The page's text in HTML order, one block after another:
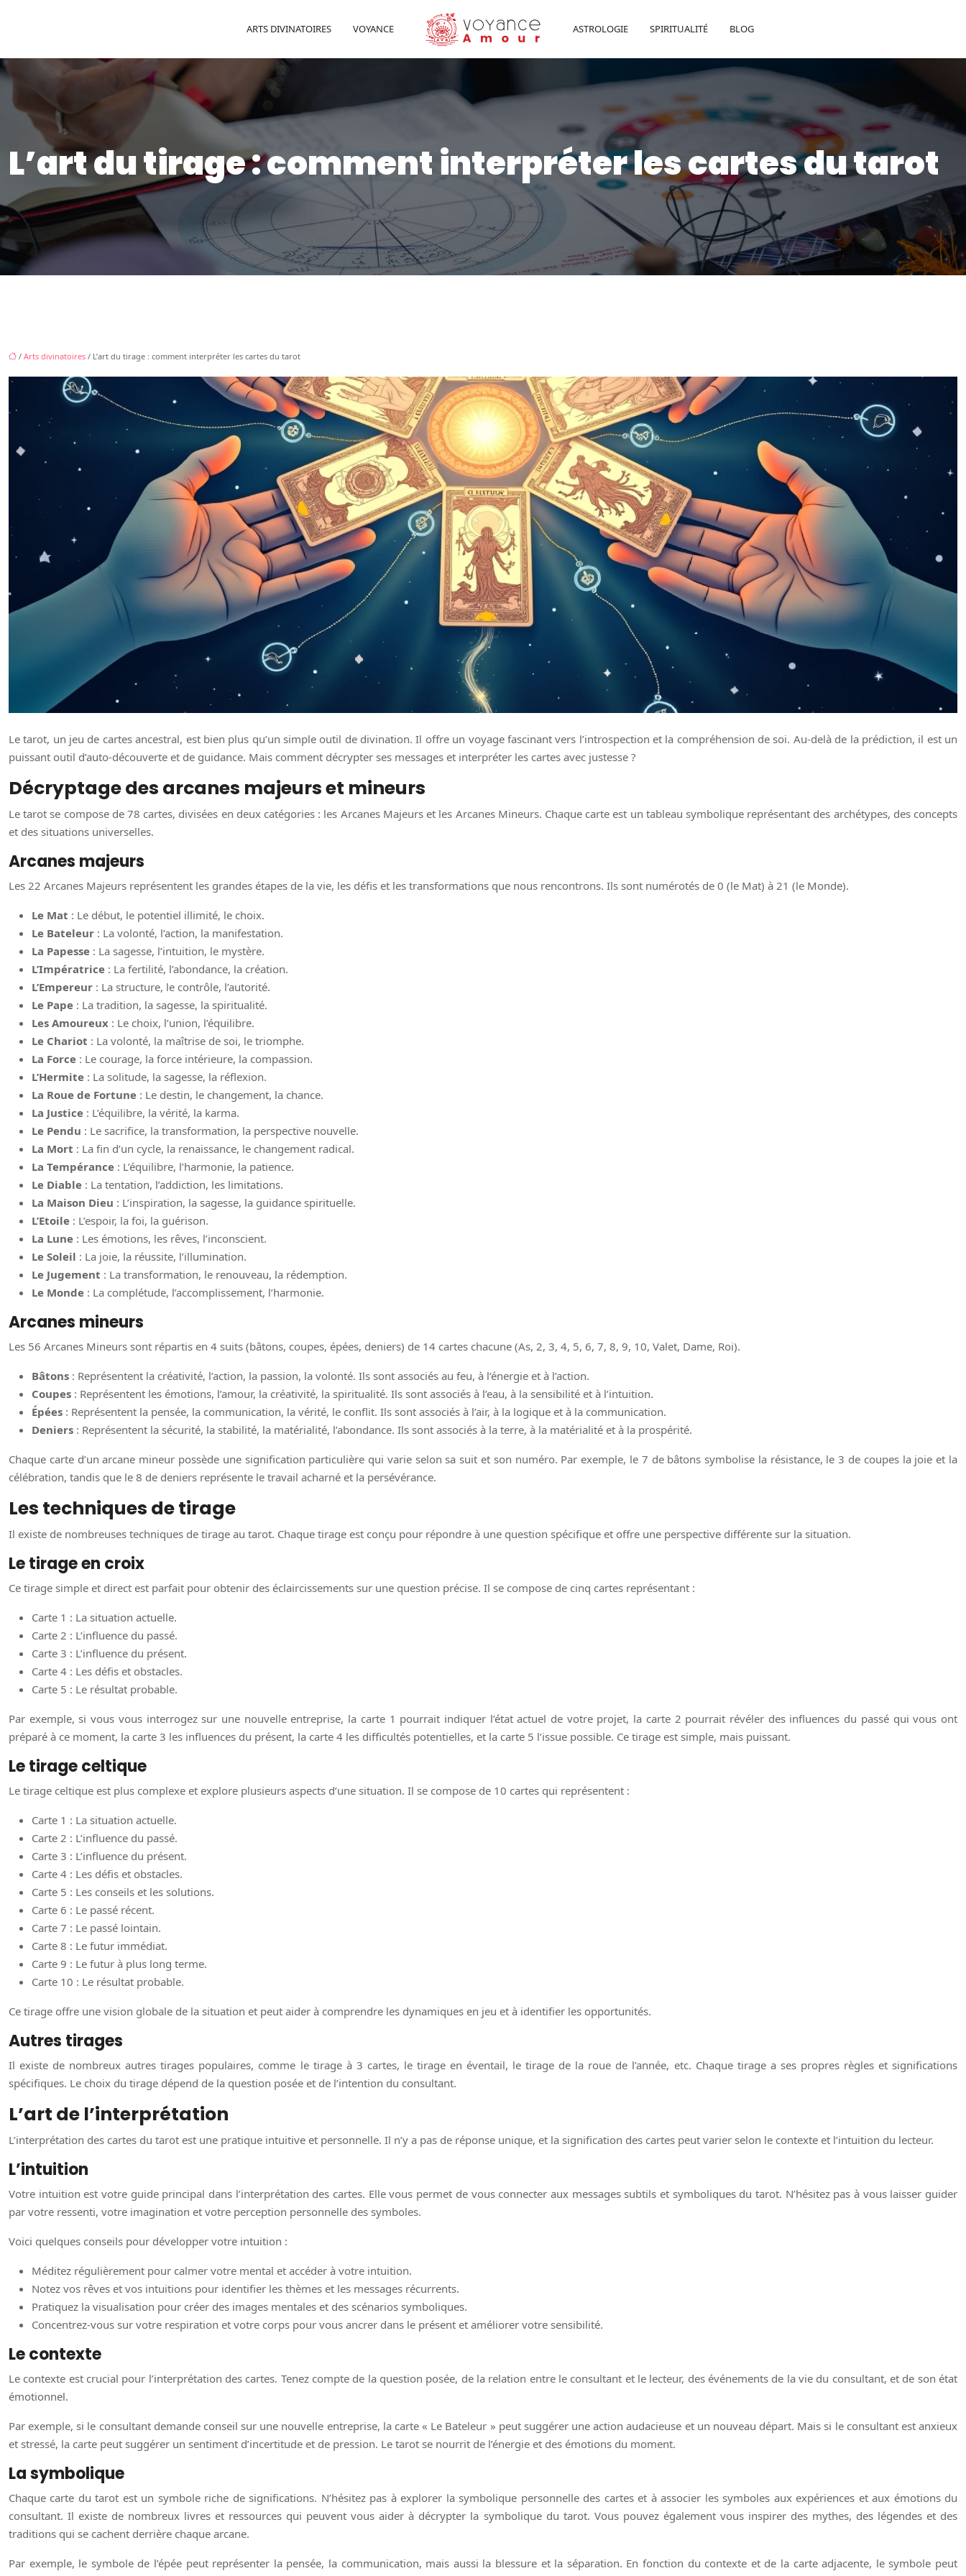
VOYANCE
ARTS DIVINATOIRES ASTROLOGIE SPIRITUALITÉ BLOG
L’art du tirage : comment interpréter les cartes du tarot
/ Arts divinatoires / L’art du tirage : comment interpréter les cartes du tarot
Le tarot, un jeu de cartes ancestral, est bien plus qu’un simple outil de divination. Il offre un voyage fascinant vers l’introspection et la compréhension de soi. Au-delà de la prédiction, il est un
puissant outil d’auto-découverte et de guidance. Mais comment décrypter ses messages et interpréter les cartes avec justesse ?
Décryptage des arcanes majeurs et mineurs
Le tarot se compose de 78 cartes, divisées en deux catégories : les Arcanes Majeurs et les Arcanes Mineurs. Chaque carte est un tableau symbolique représentant des archétypes, des concepts
et des situations universelles.
Arcanes majeurs
Les 22 Arcanes Majeurs représentent les grandes étapes de la vie, les défis et les transformations que nous rencontrons. Ils sont numérotés de 0 (le Mat) à 21 (le Monde).
Le Mat : Le début, le potentiel illimité, le choix.
Le Bateleur : La volonté, l’action, la manifestation.
La Papesse : La sagesse, l’intuition, le mystère.
L’Impératrice : La fertilité, l’abondance, la création.
L’Empereur : La structure, le contrôle, l’autorité.
Le Pape : La tradition, la sagesse, la spiritualité.
Les Amoureux : Le choix, l’union, l’équilibre.
Le Chariot : La volonté, la maîtrise de soi, le triomphe.
La Force : Le courage, la force intérieure, la compassion.
L’Hermite : La solitude, la sagesse, la réflexion.
La Roue de Fortune : Le destin, le changement, la chance.
La Justice : L’équilibre, la vérité, la karma.
Le Pendu : Le sacrifice, la transformation, la perspective nouvelle.
La Mort : La fin d’un cycle, la renaissance, le changement radical.
La Tempérance : L’équilibre, l’harmonie, la patience.
Le Diable : La tentation, l’addiction, les limitations.
La Maison Dieu : L’inspiration, la sagesse, la guidance spirituelle.
L’Etoile : L’espoir, la foi, la guérison.
La Lune : Les émotions, les rêves, l’inconscient.
Le Soleil : La joie, la réussite, l’illumination.
Le Jugement : La transformation, le renouveau, la rédemption.
Le Monde : La complétude, l’accomplissement, l’harmonie.
Arcanes mineurs
Les 56 Arcanes Mineurs sont répartis en 4 suits (bâtons, coupes, épées, deniers) de 14 cartes chacune (As, 2, 3, 4, 5, 6, 7, 8, 9, 10, Valet, Dame, Roi).
Bâtons : Représentent la créativité, l’action, la passion, la volonté. Ils sont associés au feu, à l’énergie et à l’action.
Coupes : Représentent les émotions, l’amour, la créativité, la spiritualité. Ils sont associés à l’eau, à la sensibilité et à l’intuition.
Épées : Représentent la pensée, la communication, la vérité, le conflit. Ils sont associés à l’air, à la logique et à la communication.
Deniers : Représentent la sécurité, la stabilité, la matérialité, l’abondance. Ils sont associés à la terre, à la matérialité et à la prospérité.
Chaque carte d’un arcane mineur possède une signification particulière qui varie selon sa suit et son numéro. Par exemple, le 7 de bâtons symbolise la résistance, le 3 de coupes la joie et la
célébration, tandis que le 8 de deniers représente le travail acharné et la persévérance.
Les techniques de tirage
Il existe de nombreuses techniques de tirage au tarot. Chaque tirage est conçu pour répondre à une question spécifique et offre une perspective différente sur la situation.
Le tirage en croix
Ce tirage simple et direct est parfait pour obtenir des éclaircissements sur une question précise. Il se compose de cinq cartes représentant :
Carte 1 : La situation actuelle.
Carte 2 : L’influence du passé.
Carte 3 : L’influence du présent.
Carte 4 : Les défis et obstacles.
Carte 5 : Le résultat probable.
Par exemple, si vous vous interrogez sur une nouvelle entreprise, la carte 1 pourrait indiquer l’état actuel de votre projet, la carte 2 pourrait révéler des influences du passé qui vous ont
préparé à ce moment, la carte 3 les influences du présent, la carte 4 les difficultés potentielles, et la carte 5 l’issue possible. Ce tirage est simple, mais puissant.
Le tirage celtique
Le tirage celtique est plus complexe et explore plusieurs aspects d’une situation. Il se compose de 10 cartes qui représentent :
Carte 1 : La situation actuelle.
Carte 2 : L’influence du passé.
Carte 3 : L’influence du présent.
Carte 4 : Les défis et obstacles.
Carte 5 : Les conseils et les solutions.
Carte 6 : Le passé récent.
Carte 7 : Le passé lointain.
Carte 8 : Le futur immédiat.
Carte 9 : Le futur à plus long terme.
Carte 10 : Le résultat probable.
Ce tirage offre une vision globale de la situation et peut aider à comprendre les dynamiques en jeu et à identifier les opportunités.
Autres tirages
Il existe de nombreux autres tirages populaires, comme le tirage à 3 cartes, le tirage en éventail, le tirage de la roue de l’année, etc. Chaque tirage a ses propres règles et significations
spécifiques. Le choix du tirage dépend de la question posée et de l’intention du consultant.
L’art de l’interprétation
L’interprétation des cartes du tarot est une pratique intuitive et personnelle. Il n’y a pas de réponse unique, et la signification des cartes peut varier selon le contexte et l’intuition du lecteur.
L’intuition
Votre intuition est votre guide principal dans l’interprétation des cartes. Elle vous permet de vous connecter aux messages subtils et symboliques du tarot. N’hésitez pas à vous laisser guider
par votre ressenti, votre imagination et votre perception personnelle des symboles.
Voici quelques conseils pour développer votre intuition :
Méditez régulièrement pour calmer votre mental et accéder à votre intuition.
Notez vos rêves et vos intuitions pour identifier les thèmes et les messages récurrents.
Pratiquez la visualisation pour créer des images mentales et des scénarios symboliques.
Concentrez-vous sur votre respiration et votre corps pour vous ancrer dans le présent et améliorer votre sensibilité.
Le contexte
Le contexte est crucial pour l’interprétation des cartes. Tenez compte de la question posée, de la relation entre le consultant et le lecteur, des événements de la vie du consultant, et de son état
émotionnel.
Par exemple, si le consultant demande conseil sur une nouvelle entreprise, la carte « Le Bateleur » peut suggérer une action audacieuse et un nouveau départ. Mais si le consultant est anxieux
et stressé, la carte peut suggérer un sentiment d’incertitude et de pression. Le tarot se nourrit de l’énergie et des émotions du moment.
La symbolique
Chaque carte du tarot est un symbole riche de significations. N’hésitez pas à explorer la symbolique personnelle des cartes et à associer les symboles aux expériences et aux émotions du
consultant. Il existe de nombreux livres et ressources qui peuvent vous aider à décrypter la symbolique du tarot. Vous pouvez également vous inspirer des mythes, des légendes et des
traditions qui se cachent derrière chaque arcane.
Par exemple, le symbole de l’épée peut représenter la pensée, la communication, mais aussi la blessure et la séparation. En fonction du contexte et de la carte adjacente, le symbole peut